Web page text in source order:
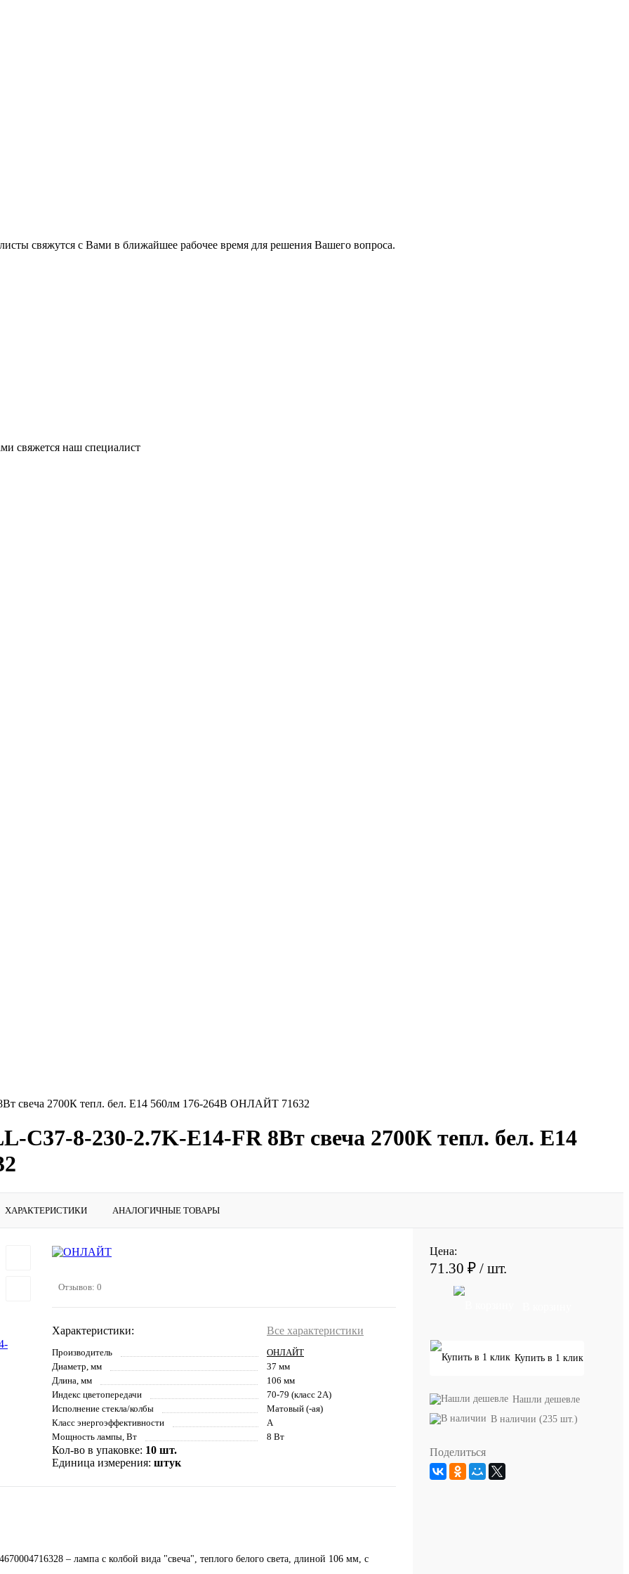
свяжутся с Вами в ближайшее рабочее время для решения Вашего вопроса.
свяжется наш специалист
свеча 2700К тепл. бел. E14 560лм 176-264В ОНЛАЙТ 71632
C37-8-230-2.7K-E14-FR 8Вт свеча 2700К тепл. бел. E14
ХАРАКТЕРИСТИКИ АНАЛОГИЧНЫЕ ТОВАРЫ
Отзывов: 0
Характеристики: Все характеристики
Производитель
ОНЛАЙТ
Диаметр, мм
37 мм
Длина, мм
106 мм
Индекс цветопередачи
70-79 (класс 2А)
Исполнение стекла/колбы
Матовый (-ая)
Класс энергоэффективности
A
Мощность лампы, Вт
8 Вт
Кол-во в упаковке: 10 шт.
Единица измерения: штук
– лампа с колбой вида "свеча", теплого белого света, длиной 106 мм, с
Цена:
71.30 ₽ / шт.
Купить в 1 клик
Нашли дешевле
В наличии (235 шт.)
Поделиться